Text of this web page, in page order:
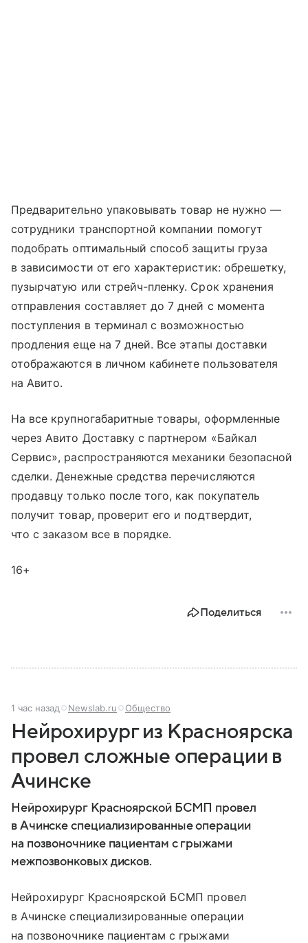
Предварительно упаковывать товар не нужно —
сотрудники транспортной компании помогут
подобрать оптимальный способ защиты груза
в зависимости от его характеристик: обрешетку,
пузырчатую или стрейч-пленку. Срок хранения
отправления составляет до 7 дней с момента
поступления в терминал с возможностью
продления еще на 7 дней. Все этапы доставки
отображаются в личном кабинете пользователя
на Авито.
На все крупногабаритные товары, оформленные
через Авито Доставку с партнером «Байкал
Сервис», распространяются механики безопасной
сделки. Денежные средства перечисляются
продавцу только после того, как покупатель
получит товар, проверит его и подтвердит,
что с заказом все в порядке.
16+
Поделиться
1 час назад Newslab.ru Общество
Нейрохирург из Красноярска
провел сложные операции в
Ачинске
Нейрохирург Красноярской БСМП провел
в Ачинске специализированные операции
на позвоночнике пациентам с грыжами
межпозвонковых дисков.
Нейрохирург Красноярской БСМП провел
в Ачинске специализированные операции
на позвоночнике пациентам с грыжами